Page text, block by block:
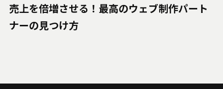
売上を倍増させる！最高のウェブ制作パート
ナーの見つけ方